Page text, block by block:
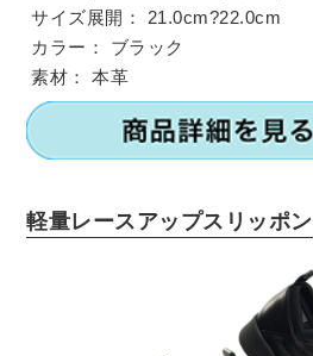
サイズ展開：
21.0cm?22.0cm
カラー：
ブラック
素材：
本革
軽量レースアップスリッポン